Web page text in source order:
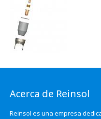
Acerca de Reinsol
Reinsol es una empresa